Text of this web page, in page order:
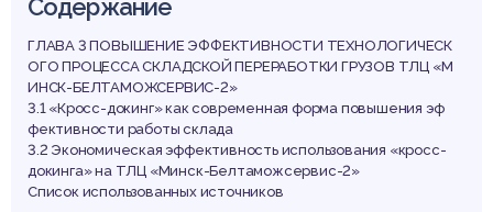
-2
Содержание
ГЛАВА 3 ПОВЫШЕНИЕ ЭФФЕКТИВНОСТИ ТЕХНОЛОГИЧЕСК
ОГО ПРОЦЕССА СКЛАДСКОЙ ПЕРЕРАБОТКИ ГРУЗОВ ТЛЦ «М
ИНСК-БЕЛТАМОЖСЕРВИС-2»
3.1 «Кросс-докинг» как современная форма повышения эф
фективности работы склада
3.2 Экономическая эффективность использования «кросс-
докинга» на ТЛЦ «Минск-Белтаможсервис-2»
Список использованных источников